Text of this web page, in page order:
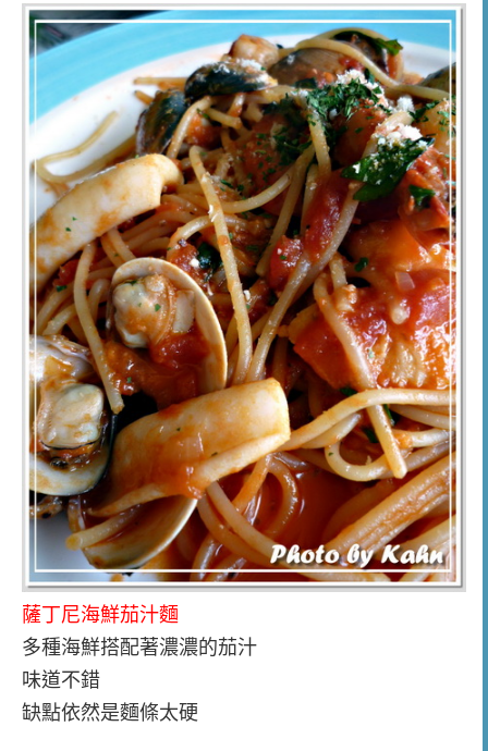
薩丁尼海鮮茄汁麵
多種海鮮搭配著濃濃的茄汁
味道不錯
缺點依然是麵條太硬